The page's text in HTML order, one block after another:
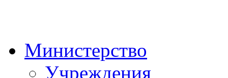
Министерство
Учреждения